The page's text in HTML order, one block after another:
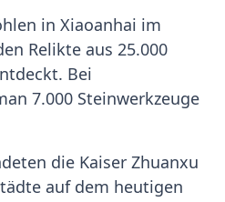
in Xiaoanhai im
Relikte aus 25.000
Bei
7.000 Steinwerkzeuge
die Kaiser Zhuanxu
auf dem heutigen